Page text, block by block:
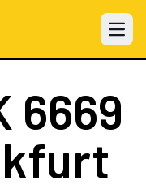
Open
6669